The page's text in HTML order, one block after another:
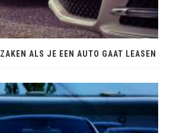
ALS JE EEN AUTO GAAT LEASEN